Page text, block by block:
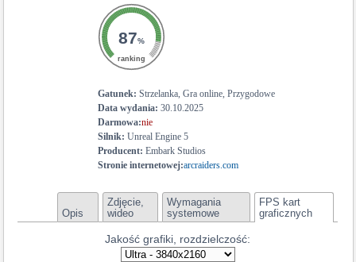
87%
ranking
Gatunek: Strzelanka, Gra online, Przygodowe
Data wydania: 30.10.2025
Darmowa:nie
Silnik: Unreal Engine 5
Producent: Embark Studios
Stronie internetowej:arcraiders.com
Opis
Zdjęcie,
wideo
Wymagania
systemowe
FPS kart
graficznych
Jakość grafiki, rozdzielczość:
Radeon RX 7600S
GeForce RTX 5050 Mobile
Radeon RX 6700M
17.8
Arc A770M
Radeon RX 6650 XT
Radeon RX 6600M 17.7
GeForce RTX 3060 Mobile 17.5
Radeon RX 7600M XT 17.1
Radeon RX 7700S 16.9